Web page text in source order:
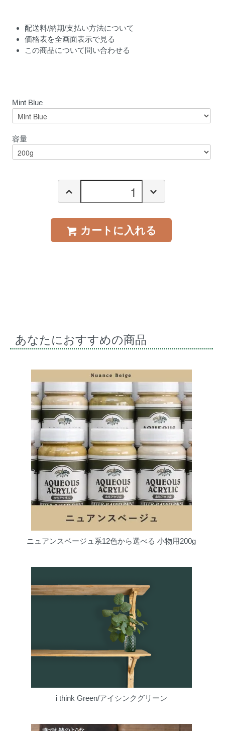
配送料/納期/支払い方法について
価格表を全画面表示で見る
この商品について問い合わせる
Mint Blue
容量
カートに入れる
あなたにおすすめの商品
ニュアンスベージュ系12色から選べる 小物用200g
i think Green/アイシンクグリーン